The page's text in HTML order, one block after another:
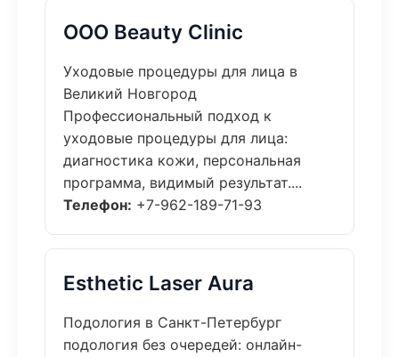
ООО Beauty Clinic
Уходовые процедуры для лица в
Великий Новгород
Профессиональный подход к
уходовые процедуры для лица:
диагностика кожи, персональная
программа, видимый результат....
Телефон: +7-962-189-71-93
Esthetic Laser Aura
Подология в Санкт-Петербург
подология без очередей: онлайн-